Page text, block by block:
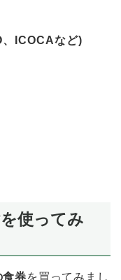
ICOCAなど)
使ってみ
券を買ってみまし